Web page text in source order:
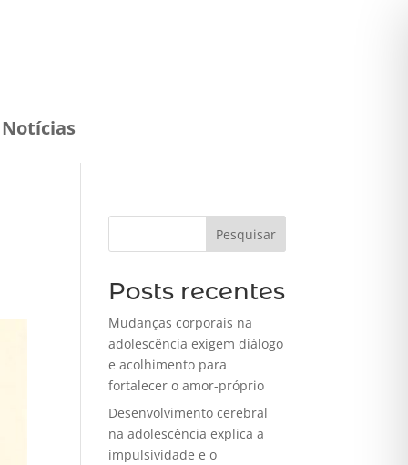
Notícias
Pesquisar
Posts recentes
Mudanças corporais na
adolescência exigem diálogo
e acolhimento para
fortalecer o amor-próprio
Desenvolvimento cerebral
na adolescência explica a
impulsividade e o